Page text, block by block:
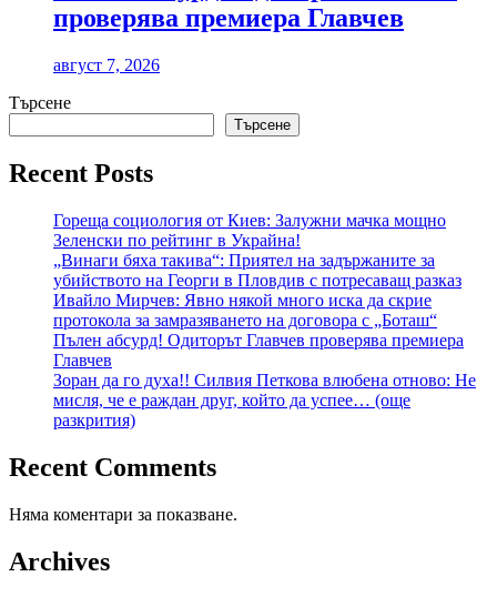
проверява премиера Главчев
август 7, 2026
Търсене
Търсене
Recent Posts
Гореща социология от Киев: Залужни мачка мощно
Зеленски по рейтинг в Украйна!
„Винаги бяха такива“: Приятел на задържаните за
убийството на Георги в Пловдив с потресаващ разказ
Ивайло Мирчев: Явно някой много иска да скрие
протокола за замразяването на договора с „Боташ“
Пълен абсурд! Одиторът Главчев проверява премиера
Главчев
Зоран да го духа!! Силвия Петкова влюбена отново: Не
мисля, че е раждан друг, който да успее… (още
разкрития)
Recent Comments
Няма коментари за показване.
Archives